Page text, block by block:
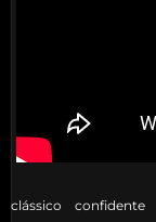
clássico confidente